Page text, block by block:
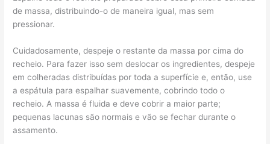
de massa, distribuindo-o de maneira igual, mas sem
pressionar.
Cuidadosamente, despeje o restante da massa por cima do
recheio. Para fazer isso sem deslocar os ingredientes, despeje
em colheradas distribuídas por toda a superfície e, então, use
a espátula para espalhar suavemente, cobrindo todo o
recheio. A massa é fluida e deve cobrir a maior parte;
pequenas lacunas são normais e vão se fechar durante o
assamento.